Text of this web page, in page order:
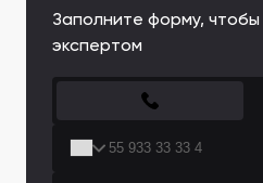
Заполните форму, чтобы
экспертом